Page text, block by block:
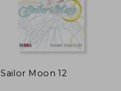
5%
Sailor Moon 12